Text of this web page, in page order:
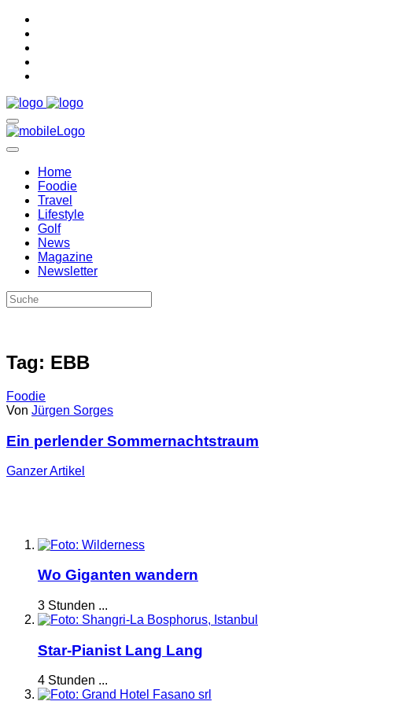
Home
Foodie
Travel
Lifestyle
Golf
News
Magazine
Newsletter
Tag: EBB
Foodie
Von Jürgen Sorges
Ein perlender Sommernachtstraum
GanzerArtikel
Wo Giganten wandern
3 Stunden ...
Star-Pianist Lang Lang
4 Stunden ...